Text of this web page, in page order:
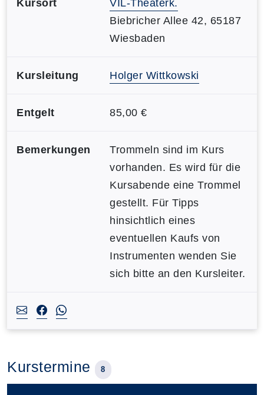
Kursort
VIL-Theaterk.
Biebricher Allee 42, 65187
Wiesbaden
Kursleitung Holger Wittkowski
Entgelt 85,00 €
Bemerkungen
Trommeln sind im Kurs
vorhanden. Es wird für die
Kursabende eine Trommel
gestellt. Für Tipps
hinsichtlich eines
eventuellen Kaufs von
Instrumenten wenden Sie
sich bitte an den Kursleiter.
Kurstermine 8